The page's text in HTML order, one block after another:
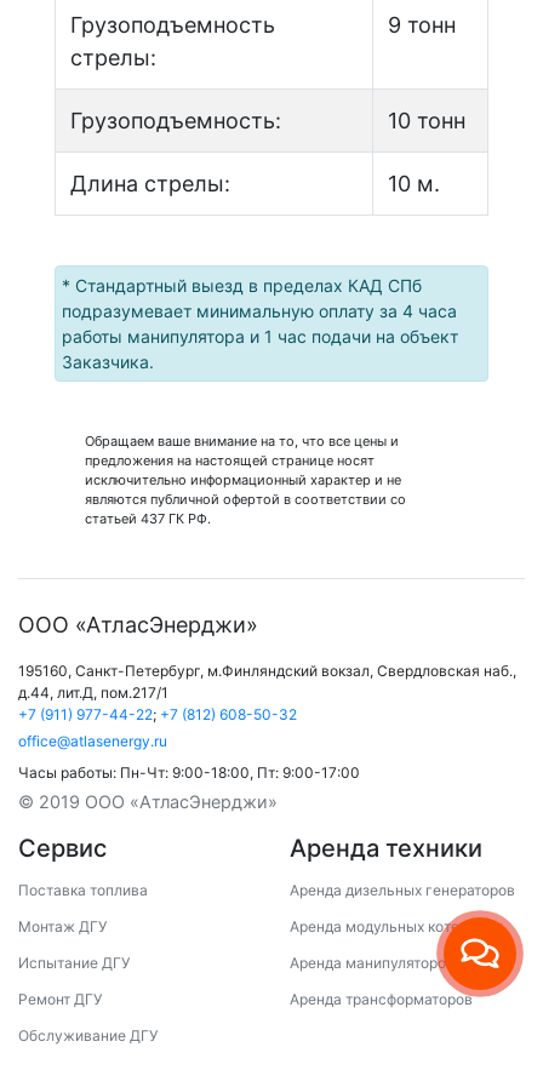
Грузоподъемность
стрелы:
9 тонн
Грузоподъемность: 10 тонн
Длина стрелы: 10 м.
* Стандартный выезд в пределах КАД СПб
подразумевает минимальную оплату за 4 часа
работы манипулятора и 1 час подачи на объект
Заказчика.
Обращаем ваше внимание на то, что все цены и
предложения на настоящей странице носят
исключительно информационный характер и не
являются публичной офертой в соответствии со
статьей 437 ГК РФ.
ООО «АтласЭнерджи»
195160, Санкт-Петербург, м.Финляндский вокзал, Свердловская наб.,
д.44, лит.Д, пом.217/1
+7 (911) 977-44-22; +7 (812) 608-50-32
office@atlasenergy.ru
Часы работы: Пн-Чт: 9:00-18:00, Пт: 9:00-17:00
© 2019 ООО «АтласЭнерджи»
Сервис
Поставка топлива
Монтаж ДГУ
Испытание ДГУ
Ремонт ДГУ
Обслуживание ДГУ
Аренда техники
Аренда дизельных генераторов
Аренда модульных котельных
Аренда манипуляторов
Аренда трансформаторов